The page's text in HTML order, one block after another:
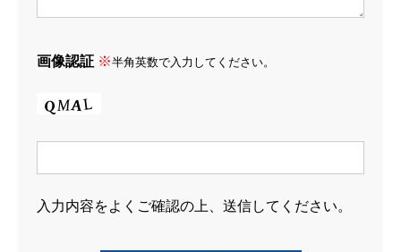
HOME ホーム
画像認証 ※半角英数で入力してください。
入力内容をよくご確認の上、送信してください。